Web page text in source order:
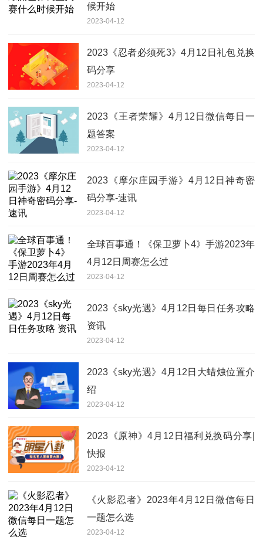
候开始
2023-04-12
2023《忍者必须死3》4月12日礼包兑换
码分享
2023-04-12
2023《王者荣耀》4月12日微信每日一
题答案
2023-04-12
2023《摩尔庄园手游》4月12日神奇密
码分享-速讯
2023-04-12
全球百事通！《保卫萝卜4》手游2023年
4月12日周赛怎么过
2023-04-12
2023《sky光遇》4月12日每日任务攻略
资讯
2023-04-12
2023《sky光遇》4月12日大蜡烛位置介
绍
2023-04-12
2023《原神》4月12日福利兑换码分享|
快报
2023-04-12
《火影忍者》2023年4月12日微信每日
一题怎么选
2023-04-12